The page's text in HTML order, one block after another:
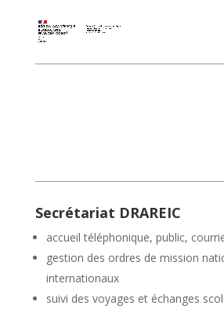
Secrétariat DRAREIC
accueil téléphonique, public,
gestion des ordres de mission
internationaux
suivi des voyages et échanges